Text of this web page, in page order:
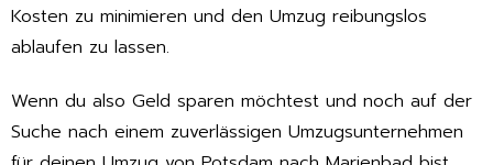
Kosten zu minimieren und den Umzug reibungslos
ablaufen zu lassen.
Wenn du also Geld sparen möchtest und noch auf der
Suche nach einem zuverlässigen Umzugsunternehmen